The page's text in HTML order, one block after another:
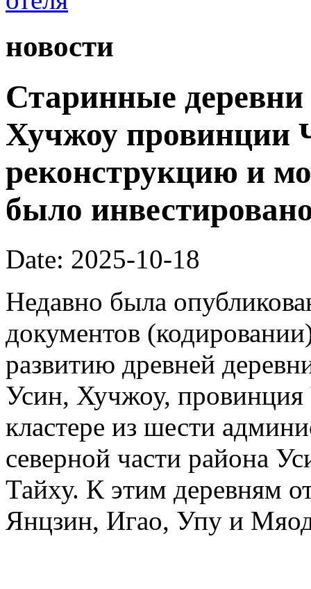
новости
Старинные деревни
Хучжоу провинции
реконструкцию и
было
Date: 2025-10-18
Недавно была
документов
развитию древней
Усин, Хучжоу,
кластере из шести
северной части района
Тайху. К этим деревням
Янцзин, Игао, Упу и